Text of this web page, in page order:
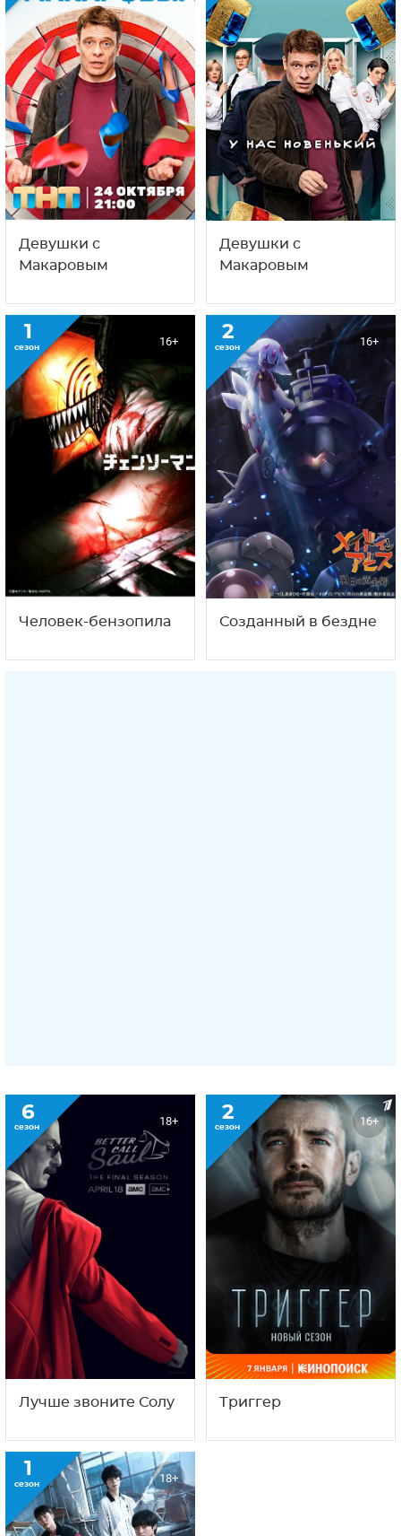
Девушки с
Макаровым
Девушки с
Макаровым
1
сезон 16+
Человек-бензопила
2
сезон 16+
Созданный в бездне
6
сезон 18+
Лучше звоните Солу
2
сезон 16+
Триггер
1
сезон 18+